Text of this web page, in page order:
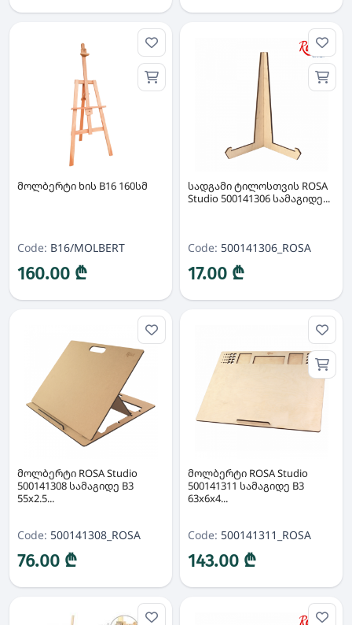
მოლბერტი ხის B16 160სმ
Code: B16/MOLBERT
160.00 ₾
სადგამი ტილოსთვის ROSA
Studio 500141306 სამაგიდე...
Code: 500141306_ROSA
17.00 ₾
მოლბერტი ROSA Studio
500141308 სამაგიდე B3
55x2.5...
Code: 500141308_ROSA
76.00 ₾
მოლბერტი ROSA Studio
500141311 სამაგიდე B3
63x6x4...
Code: 500141311_ROSA
143.00 ₾